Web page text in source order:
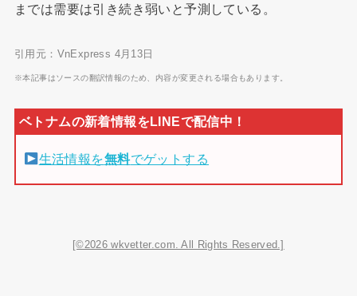
までは需要は引き続き弱いと予測している。
引用元：VnExpress 4月13日
※本記事はソースの翻訳情報のため、内容が変更される場合もあります。
生活情報を無料でゲットする
[©2026 wkvetter.com. All Rights Reserved.]